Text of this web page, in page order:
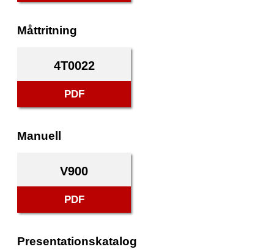
Måttritning
4T0022
PDF
Manuell
V900
PDF
Presentationskatalog